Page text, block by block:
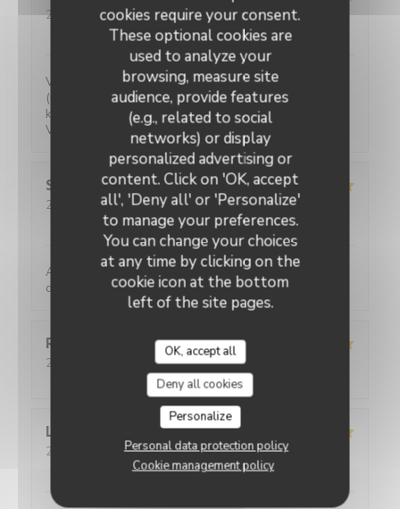
cookies require your consent.
These optional cookies are
used to analyze your
browsing, measure site
audience, provide features
(e.g., related to social
networks) or display
personalized advertising or
content. Click on 'OK, accept
all', 'Deny all' or 'Personalize'
to manage your preferences.
You can change your choices
at any time by clicking on the
cookie icon at the bottom
left of the site pages.
OK, accept all
Deny all cookies
Personalize
Personal data protection policy
Cookie management policy
2026-05-27- 20:30 - Guests 2
/5 Ambiance:4/5 Food: 5/5 Value:
Verrassende gerechten voor een eerlijke prijs. Water
(plat of bruis) is gratis. 2-persoons tafeltjes zijn wat
klein maar ze hebben ook niet veel ruimte.
Vriendelijke bediening!
Sylviane R
2026-05-25- 13:00 - Guests 2
5/5 Ambiance: 5/5 Food:5/5 Value:4
Accueil parfait. Accueil parfait. Plats toujours
délicieux et raffinés.
Romane
2026-05-21
- 20:45 - Guests 2
Ambiance:5/5 Food:4/5
L
2026-05-20
- 19:45 - Guests 2
Ambiance:5/5 Food:5/5 Value